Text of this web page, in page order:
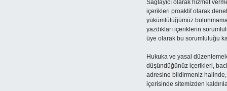
Sağlayıcı olarak hizmet
içerikleri proaktif olarak
yükümlülüğümüz
yazdıkları içeriklerin
üye olarak bu sorumluluğu
Hukuka ve yasal
düşündüğünüz içerikleri,
adresine bildirmeniz
içerisinde sitemizden